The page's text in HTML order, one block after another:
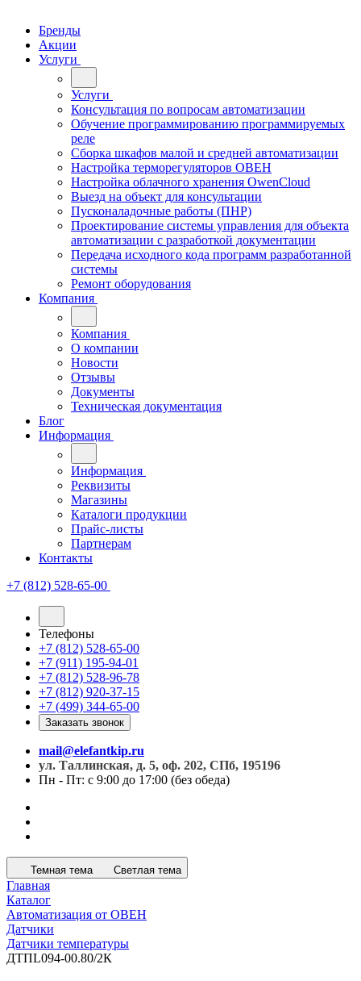
Бренды
Акции
Услуги
Услуги
Консультация по вопросам автоматизации
Обучение программированию программируемых
реле
Сборка шкафов малой и средней автоматизации
Настройка терморегуляторов ОВЕН
Настройка облачного хранения OwenCloud
Выезд на объект для консультации
Пусконаладочные работы (ПНР)
Проектирование системы управления для объекта
автоматизации с разработкой документации
Передача исходного кода программ разработанной
системы
Ремонт оборудования
Компания
Компания
О компании
Новости
Отзывы
Документы
Техническая документация
Блог
Информация
Информация
Реквизиты
Магазины
Каталоги продукции
Прайс-листы
Партнерам
Контакты
+7 (812) 528-65-00
Телефоны
+7 (812) 528-65-00
+7 (911) 195-94-01
+7 (812) 528-96-78
+7 (812) 920-37-15
+7 (499) 344-65-00
Заказать звонок
mail@elefantkip.ru
ул. Таллинская, д. 5, оф. 202, СПб, 195196
Пн - Пт: с 9:00 до 17:00 (без обеда)
Темная тема Светлая тема
Главная
Каталог
Автоматизация от ОВЕН
Датчики
Датчики температуры
ДТПL094-00.80/2К